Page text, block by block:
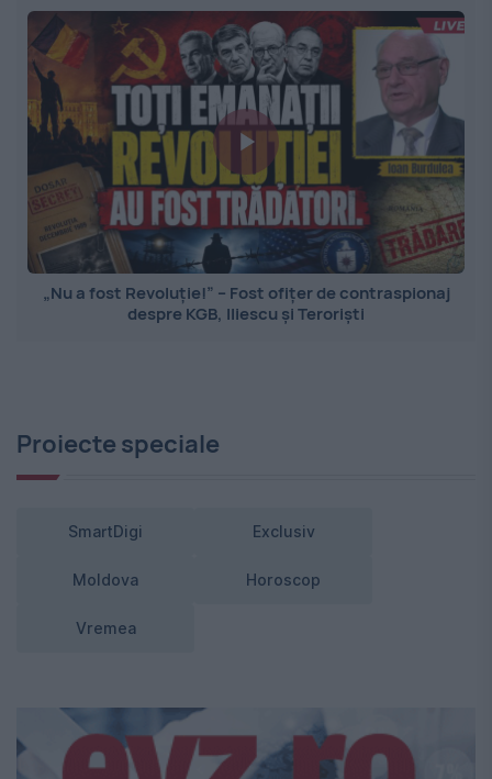
„Nu a fost Revoluție!” – Fost ofițer de contraspionaj
despre KGB, Iliescu și Teroriști
Proiecte speciale
SmartDigi Exclusiv
Moldova Horoscop
Vremea